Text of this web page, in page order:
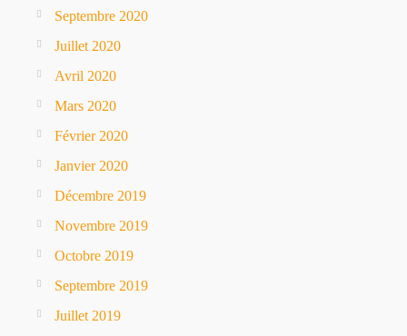
Septembre 2020
Juillet 2020
Avril 2020
Mars 2020
Février 2020
Janvier 2020
Décembre 2019
Novembre 2019
Octobre 2019
Septembre 2019
Juillet 2019